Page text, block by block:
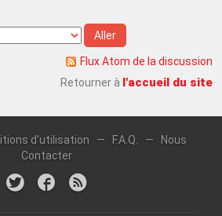
Flux Atom de la discussion
Retourner à l'accueil du site
d'utilisation — F.A.Q. —
Nous
Contacter